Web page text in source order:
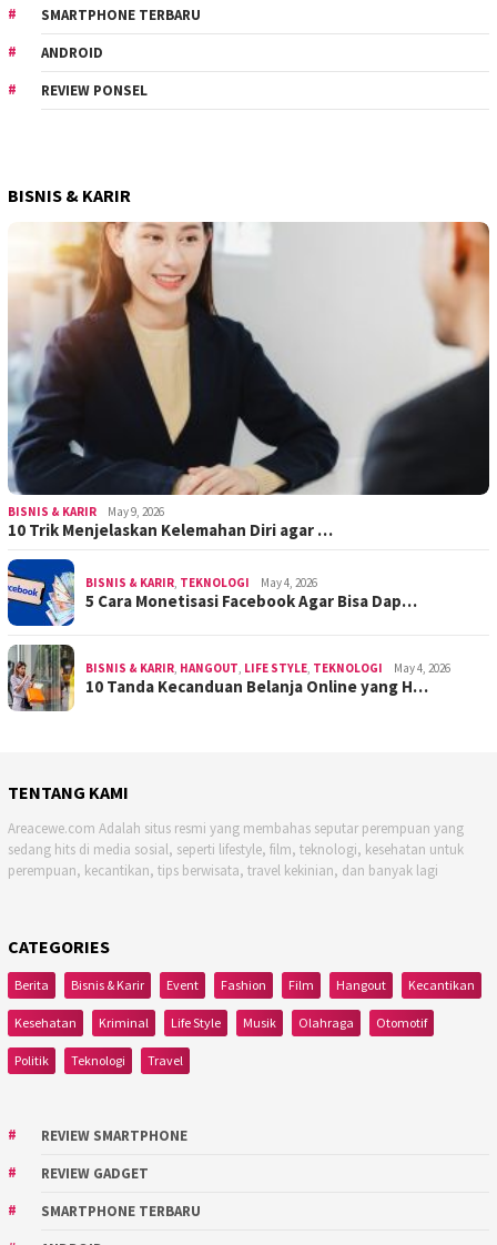
SMARTPHONE TERBARU
ANDROID
REVIEW PONSEL
BISNIS & KARIR
BISNIS & KARIR May 9, 2026
10 Trik Menjelaskan Kelemahan Diri agar …
BISNIS & KARIR TEKNOLOGI May 4, 2026
5 Cara Monetisasi Facebook Agar Bisa Dap…
BISNIS & KARIR HANGOUT LIFE STYLE TEKNOLOGI May 4, 2026
10 Tanda Kecanduan Belanja Online yang H…
TENTANG KAMI
Areacewe.com Adalah situs resmi yang membahas seputar perempuan yang
sedang hits di media sosial, seperti lifestyle, film, teknologi, kesehatan untuk
perempuan, kecantikan, tips berwisata, travel kekinian, dan banyak lagi
CATEGORIES
Berita Bisnis & Karir Event Fashion Film Hangout Kecantikan
Kesehatan Kriminal Life Style Musik Olahraga Otomotif
Politik Teknologi Travel
REVIEW SMARTPHONE
REVIEW GADGET
SMARTPHONE TERBARU